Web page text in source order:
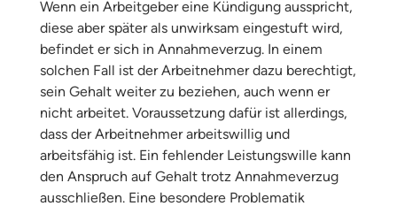
Wenn ein Arbeitgeber eine Kündigung ausspricht,
diese aber später als unwirksam eingestuft wird,
befindet er sich in Annahmeverzug. In einem
solchen Fall ist der Arbeitnehmer dazu berechtigt,
sein Gehalt weiter zu beziehen, auch wenn er
nicht arbeitet. Voraussetzung dafür ist allerdings,
dass der Arbeitnehmer arbeitswillig und
arbeitsfähig ist. Ein fehlender Leistungswille kann
den Anspruch auf Gehalt trotz Annahmeverzug
ausschließen. Eine besondere Problematik